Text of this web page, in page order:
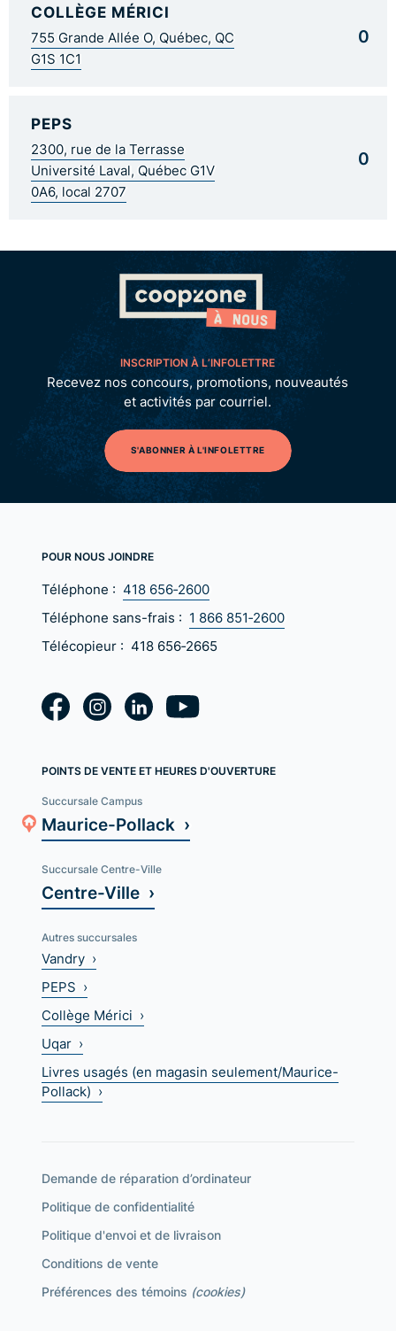
COLLÈGE MÉRICI
755 Grande Allée O, Québec, QC
G1S 1C1
0
PEPS
2300, rue de la Terrasse
Université Laval, Québec G1V
0A6, local 2707
0
INSCRIPTION À L’INFOLETTRE
Recevez nos concours, promotions, nouveautés
et activités par courriel.
S'ABONNER À L'INFOLETTRE
POUR NOUS JOINDRE
Téléphone : 418 656‑2600
Téléphone sans-frais : 1 866 851‑2600
Télécopieur : 418 656‑2665
POINTS DE VENTE ET HEURES D'OUVERTURE
Succursale Campus
Maurice-Pollack ›
Succursale Centre-Ville
Centre-Ville ›
Autres succursales
Vandry ›
PEPS ›
Collège Mérici ›
Uqar ›
Livres usagés (en magasin seulement/Maurice-
Pollack) ›
Demande de réparation d’ordinateur
Politique de confidentialité
Politique d'envoi et de livraison
Conditions de vente
Préférences des témoins (cookies)